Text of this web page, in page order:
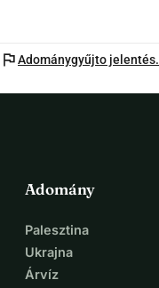
flagAdománygyűjto jelentés.
Adomány
Palesztina
Ukrajna
Árvíz